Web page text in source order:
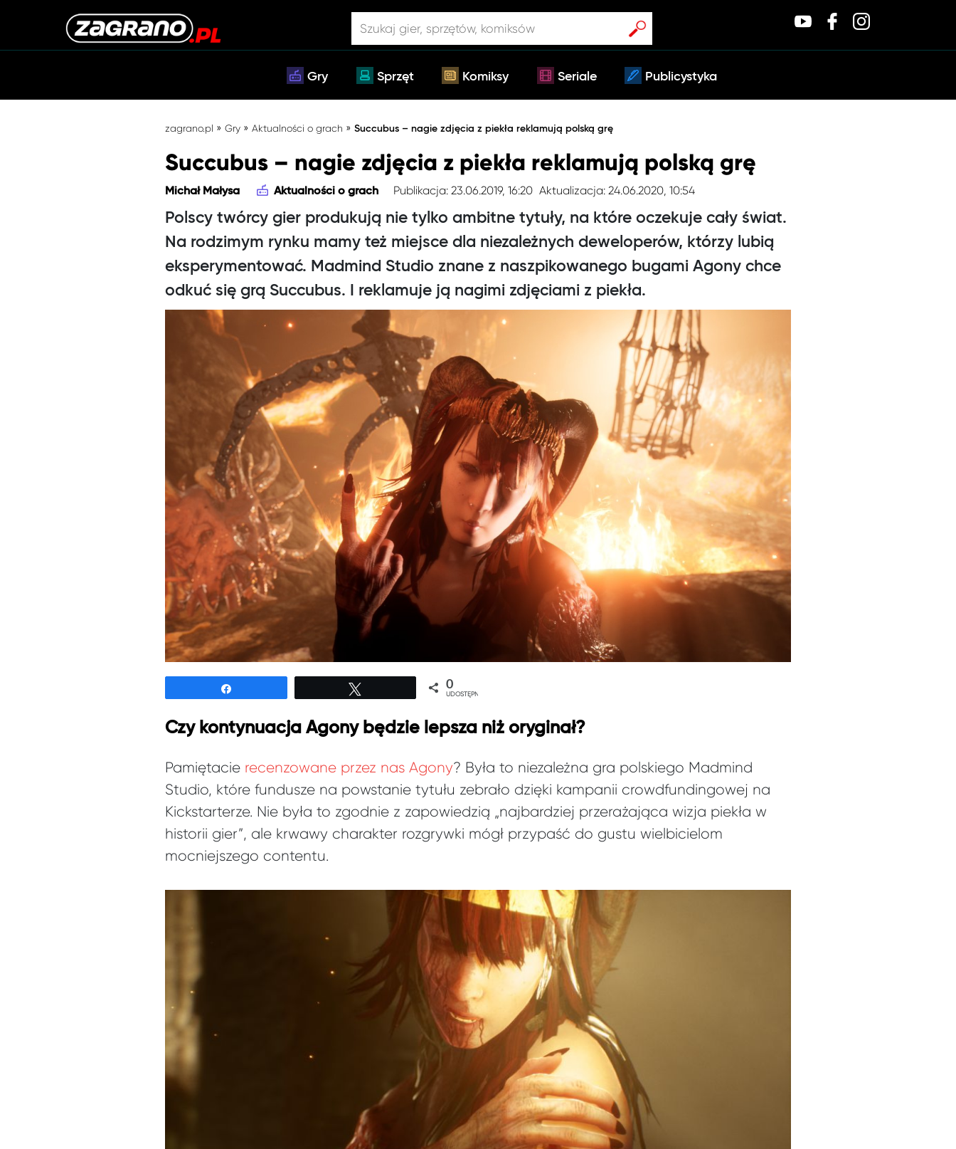
Gry Sprzęt Komiksy Seriale Publicystyka
zagrano.pl » Gry » Aktualności o grach » Succubus – nagie zdjęcia z piekła reklamują polską grę
Succubus – nagie zdjęcia z piekła reklamują polską grę
Michał Małysa Aktualności o grach Publikacja: 23.06.2019, 16:20 Aktualizacja: 24.06.2020, 10:54
Polscy twórcy gier produkują nie tylko ambitne tytuły, na które oczekuje cały świat.
Na rodzimym rynku mamy też miejsce dla niezależnych deweloperów, którzy lubią
eksperymentować. Madmind Studio znane z naszpikowanego bugami Agony chce
odkuć się grą Succubus. I reklamuje ją nagimi zdjęciami z piekła.
0
UDOSTĘPNIEŃ
Czy kontynuacja Agony będzie lepsza niż oryginał?
Pamiętacie recenzowane przez nas Agony? Była to niezależna gra polskiego Madmind
Studio, które fundusze na powstanie tytułu zebrało dzięki kampanii crowdfundingowej na
Kickstarterze. Nie była to zgodnie z zapowiedzią „najbardziej przerażająca wizja piekła w
historii gier”, ale krwawy charakter rozgrywki mógł przypaść do gustu wielbicielom
mocniejszego contentu.